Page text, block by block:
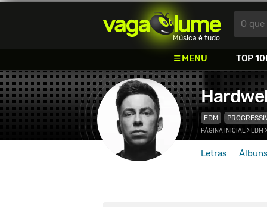
Vagalume
Música é tudo
MENU TOP
O
EDM
Letras Álbuns
PÁGINA INICIAL> EDM >